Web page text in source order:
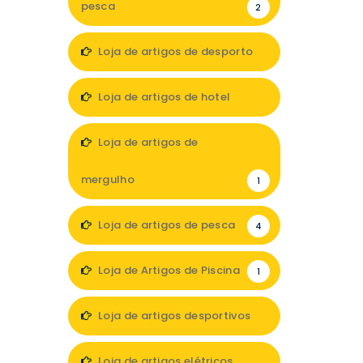
pesca 2
Loja de artigos de desporto
Loja de artigos de hotel
Loja de artigos de
mergulho 1
Loja de artigos de pesca 4
Loja de Artigos de Piscina 1
Loja de artigos desportivos